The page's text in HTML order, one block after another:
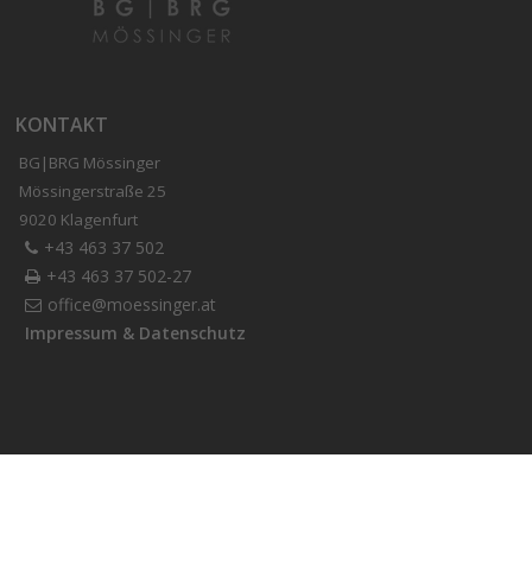
KONTAKT
BG|BRG Mössinger
Mössingerstraße 25
9020 Klagenfurt
+43 463 37 502
+43 463 37 502-27
office@moessinger.at
Impressum & Datenschutz